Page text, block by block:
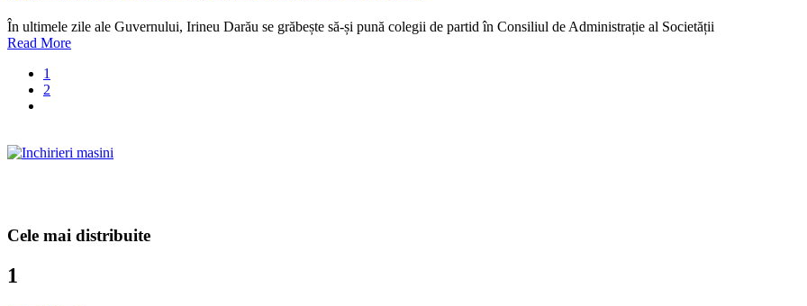
În ultimele zile ale Guvernului, Irineu Darău se grăbește să-și pună colegii de partid în Consiliul de Administrație al Societății
Read More
1
2
Cele mai distribuite
1